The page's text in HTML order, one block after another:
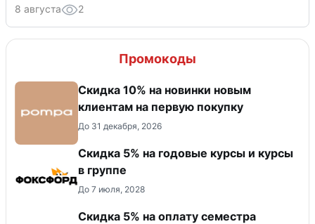
8 августа 2
Промокоды
Скидка 10% на новинки новым
клиентам на первую покупку
До 31 декабря, 2026
Скидка 5% на годовые курсы и курсы
в группе
До 7 июля, 2028
Скидка 5% на оплату семестра